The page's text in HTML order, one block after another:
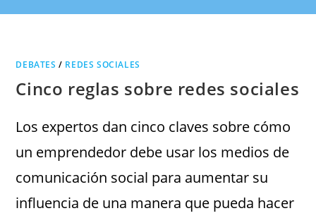
DEBATES / REDES SOCIALES
Cinco reglas sobre redes sociales
Los expertos dan cinco claves sobre cómo
un emprendedor debe usar los medios de
comunicación social para aumentar su
influencia de una manera que pueda hacer